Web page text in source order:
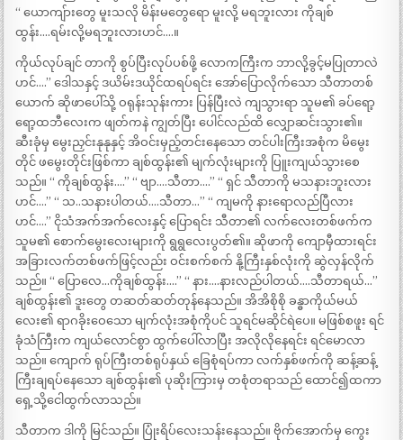
“ ယောကျ်ားတွေ မူးသလို မိန်းမတွေရော မူးလို့ မရဘူးလား ကိုချစ်
ထွန်း….ရမ်းလို့မရဘူးလားဟင်….။
ကိုယ်လုပ်ချင် တာကို စွပ်ပြီးလုပ်ပစ်ဖို့ လောကကြီးက ဘာလို့ခွင့်မပြုတာလဲ
ဟင်….” ဒေါသနှင့် ဒယိမ်းဒယိုင်ထရပ်ရင်း အော်ပြောလိုက်သော သီတာတစ်
ယောက် ဆိုဖာပေါ်သို့ ဝရုန်းသုန်းကား ပြန်ပြီးလဲ ကျသွားရာ သူမ၏ ခပ်ရော့
ရော့ထဘီလေးက ဖျတ်ကနဲ ကျွတ်ပြီး ပေါင်လည်ထိ လျှောဆင်းသွား၏။
ဆီးခုံမှ မွေးညှင်းနုနုနှင့် အိဝင်းမှည့်တင်းနေသော တင်ပါးကြီးအစုံက မိမွေး
တိုင် ဖမွေးတိုင်းဖြစ်ကာ ချစ်ထွန်း၏ မျက်လုံးများကို ပြူးကျယ်သွားစေ
သည်။ “ ကိုချစ်ထွန်း….” “ ဗျာ….သီတာ….” “ ရှင် သီတာကို မသနားဘူးလား
ဟင်….” “ သ..သနားပါတယ်….သီတာ…” “ ကျမကို နားရောလည်ပြီလား
ဟင်….” ငိုသံအက်အက်လေးနှင့် ပြောရင်း သီတာ၏ လက်လေးတစ်ဖက်က
သူမ၏ စောက်မွေးလေးများကို ရွရွလေးပွတ်၏။ ဆိုဖာကို ကျောမှီထားရင်း
အခြားလက်တစ်ဖက်ဖြင့်လည်း ဝင်းစက်စက် နို့ကြီးနှစ်လုံးကို ဆွဲလှန်လိုက်
သည်။ “ ပြောလေ…ကိုချစ်ထွန်း….” “ နား….နားလည်ပါတယ်….သီတာရယ်…”
ချစ်ထွန်း၏ ဒူးတွေ တဆတ်ဆတ်တုန်နေသည်။ အိအိစိုစို ခန္ဓာကိုယ်မယ်
လေး၏ ရာဂခိုးဝေသော မျက်လုံးအစုံကိုပင် သူရင်မဆိုင်ရဲပေ။ မဖြစ်စဖူး ရင်
ခုံသံကြီးက ကျယ်လောင်စွာ ထွက်ပေါ်လာပြီး အလိုလိုနေရင်း ရင်မောလာ
သည်။ ကျောက် ရုပ်ကြီးတစ်ရုပ်နှယ် ခြေစုံရပ်ကာ လက်နှစ်ဖက်ကို ဆန့်ဆန့်
ကြီးချရပ်နေသော ချစ်ထွန်း၏ ပုဆိုးကြားမှ တစုံတရာသည် ထောင်၍ထကာ
ရှေ့သို့ငေါထွက်လာသည်။
သီတာက ဒါကို မြင်သည်။ ပြုံးရိပ်လေးသန်းနေသည်။ ဗိုက်အောက်မှ ကွေး